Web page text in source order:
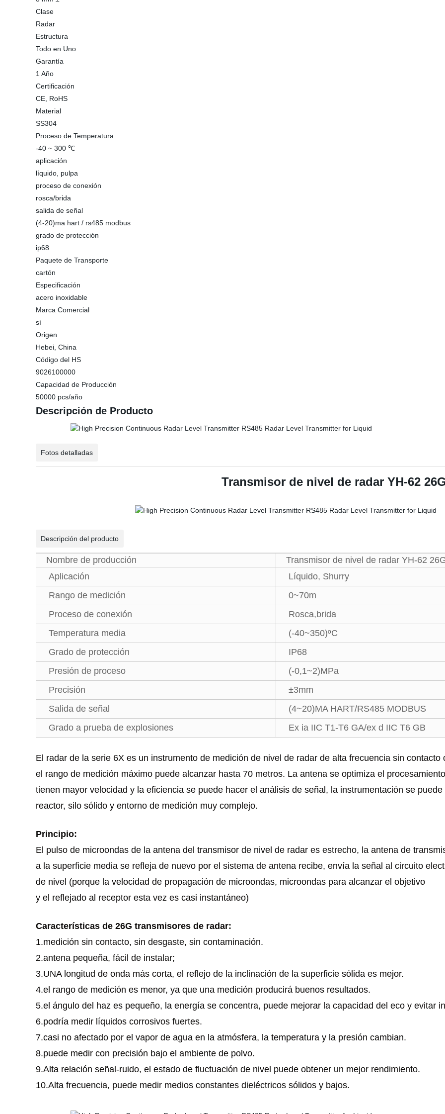
Clase
Radar
Estructura
Todo en Uno
Garantía
1 Año
Certificación
CE, RoHS
Material
SS304
Proceso de Temperatura
-40 ~ 300 ℃
aplicación
líquido, pulpa
proceso de conexión
rosca/brida
salida de señal
(4-20)ma hart / rs485 modbus
grado de protección
ip68
Paquete de Transporte
cartón
Especificación
acero inoxidable
Marca Comercial
sí
Origen
Hebei, China
Código del HS
9026100000
Capacidad de Producción
50000 pcs/año
Descripción de Producto
Fotos detalladas
Transmisor de nivel de radar YH-62
Descripción del producto
Nombre de producción
Transmisor de nivel de radar YH-62
Aplicación
Líquido, Shurry
Rango de medición
0~70m
Proceso de conexión
Rosca,brida
Temperatura media
(-40~350)ºC
Grado de protección
IP68
Presión de proceso
(-0,1~2)MPa
Precisión
±3mm
Salida de señal
(4~20)MA HART/RS485 MODBUS
Grado a prueba de explosiones
Ex ia IIC T1-T6 GA/ex d IIC T6 GB
El radar de la serie 6X es un instrumento de medición de nivel de radar de alta frecuencia sin
el rango de medición máximo puede alcanzar hasta 70 metros. La antena se optimiza el
tienen mayor velocidad y la eficiencia se puede hacer el análisis de señal, la instrumentación se
reactor, silo sólido y entorno de medición muy complejo.
Principio:
El pulso de microondas de la antena del transmisor de nivel de radar es estrecho, la antena de
a la superficie media se refleja de nuevo por el sistema de antena recibe, envía la señal al circuito
de nivel (porque la velocidad de propagación de microondas, microondas para alcanzar el objetivo
y el reflejado al receptor esta vez es casi instantáneo)
Características de 26G transmisores de radar:
1.medición sin contacto, sin desgaste, sin contaminación.
2.antena pequeña, fácil de instalar;
3.UNA longitud de onda más corta, el reflejo de la inclinación de la superficie sólida es mejor.
4.el rango de medición es menor, ya que una medición producirá buenos resultados.
5.el ángulo del haz es pequeño, la energía se concentra, puede mejorar la capacidad del eco y evitar
6.podría medir líquidos corrosivos fuertes.
7.casi no afectado por el vapor de agua en la atmósfera, la temperatura y la presión cambian.
8.puede medir con precisión bajo el ambiente de polvo.
9.Alta relación señal-ruido, el estado de fluctuación de nivel puede obtener un mejor rendimiento.
10.Alta frecuencia, puede medir medios constantes dieléctricos sólidos y bajos.